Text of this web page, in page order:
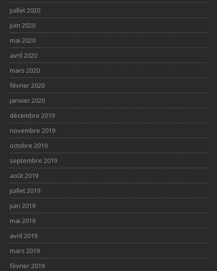
juillet 2020
juin 2020
mai 2020
avril 2020
mars 2020
février 2020
janvier 2020
décembre 2019
novembre 2019
octobre 2019
septembre 2019
août 2019
juillet 2019
juin 2019
mai 2019
avril 2019
mars 2019
février 2019